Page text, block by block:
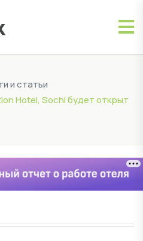
и статьи
Hotel, Sochi будет открыт